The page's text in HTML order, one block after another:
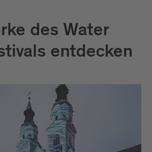
des Water
entdecken